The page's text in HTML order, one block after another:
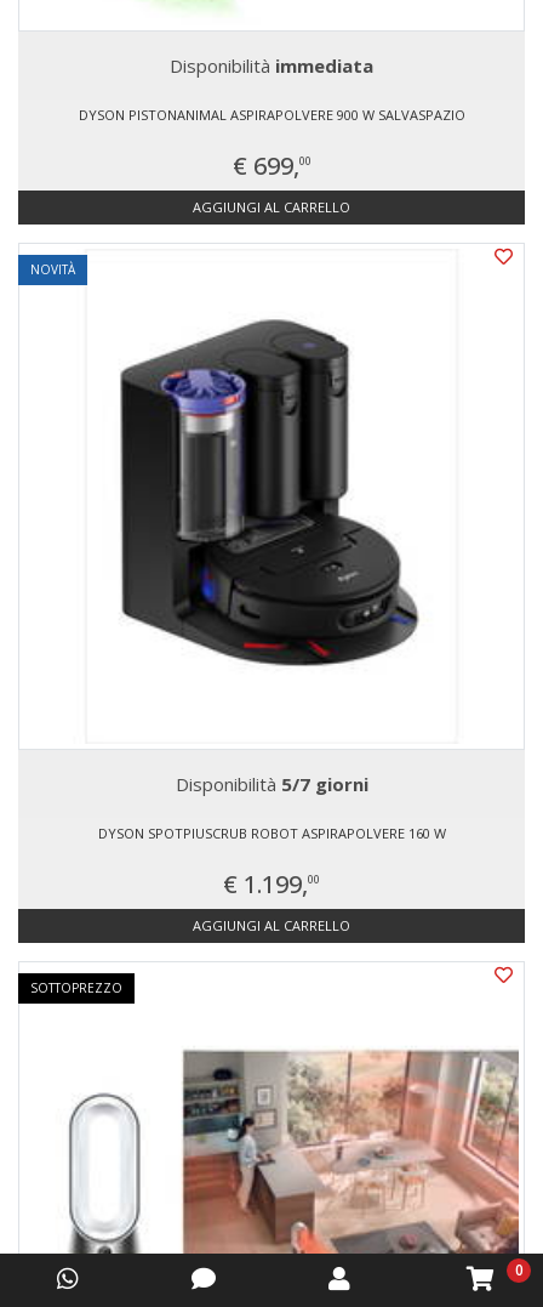
Disponibilità immediata
DYSON PISTONANIMAL ASPIRAPOLVERE 900 W SALVASPAZIO
€ 699,00
AGGIUNGI AL CARRELLO
NOVITÀ
Disponibilità 5/7 giorni
DYSON SPOTPIUSCRUB ROBOT ASPIRAPOLVERE 160 W
€ 1.199,00
AGGIUNGI AL CARRELLO
SOTTOPREZZO
0